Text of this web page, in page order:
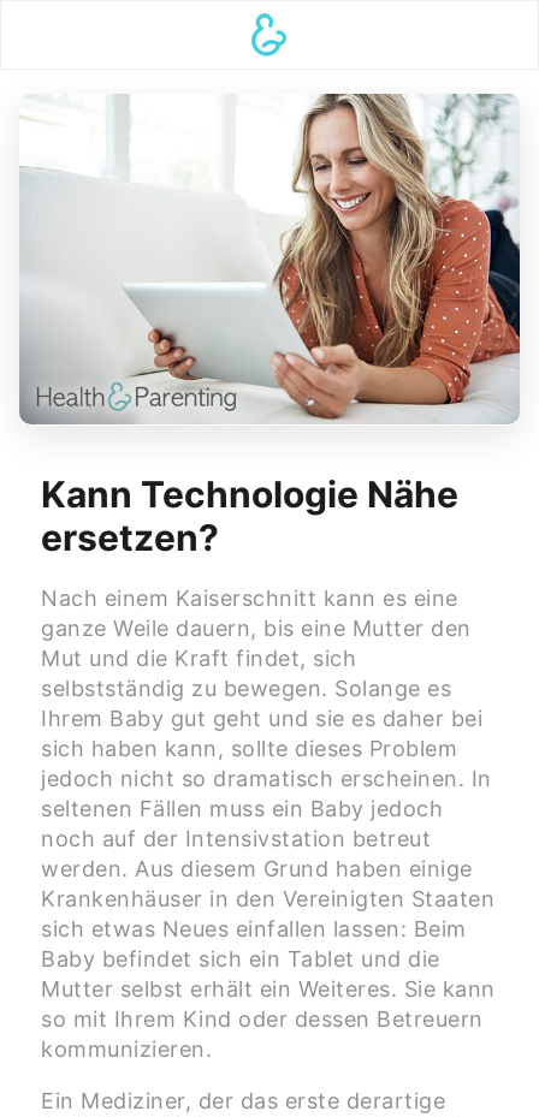
Kann Technologie Nähe
ersetzen?
Nach einem Kaiserschnitt kann es eine
ganze Weile dauern, bis eine Mutter den
Mut und die Kraft findet, sich
selbstständig zu bewegen. Solange es
Ihrem Baby gut geht und sie es daher bei
sich haben kann, sollte dieses Problem
jedoch nicht so dramatisch erscheinen. In
seltenen Fällen muss ein Baby jedoch
noch auf der Intensivstation betreut
werden. Aus diesem Grund haben einige
Krankenhäuser in den Vereinigten Staaten
sich etwas Neues einfallen lassen: Beim
Baby befindet sich ein Tablet und die
Mutter selbst erhält ein Weiteres. Sie kann
so mit Ihrem Kind oder dessen Betreuern
kommunizieren.
Ein Mediziner, der das erste derartige